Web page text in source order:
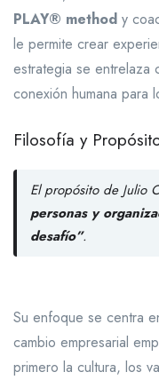
PLAY® method y
le permite crear
estrategia se entrelaza
conexión humana para
Filosofía y
El propósito de Julio
personas y
desafío”.
Su enfoque se centra
cambio empresarial
primero la cultura, los